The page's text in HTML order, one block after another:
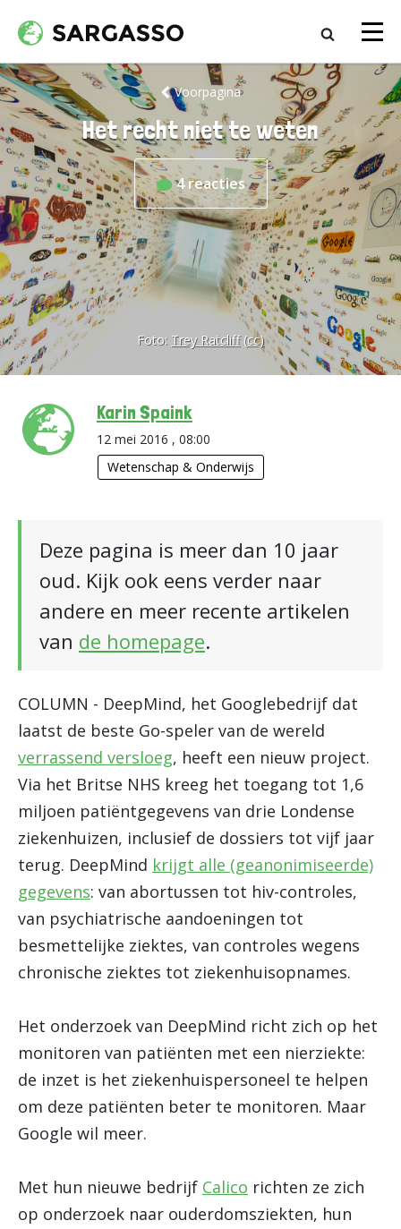
Voorpagina
Het recht niet te weten
4reacties
Foto: Trey Ratcliff (cc)
Karin Spaink
12 mei 2016 , 08:00
Wetenschap & Onderwijs
Deze pagina is meer dan 10 jaar
oud. Kijk ook eens verder naar
andere en meer recente artikelen
van de homepage.
COLUMN - DeepMind, het Googlebedrijf dat
laatst de beste Go-speler van de wereld
verrassend versloeg, heeft een nieuw project.
Via het Britse NHS kreeg het toegang tot 1,6
miljoen patiëntgegevens van drie Londense
ziekenhuizen, inclusief de dossiers tot vijf jaar
terug. DeepMind krijgt alle (geanonimiseerde)
gegevens: van abortussen tot hiv-controles,
van psychiatrische aandoeningen tot
besmettelijke ziektes, van controles wegens
chronische ziektes tot ziekenhuisopnames.
Het onderzoek van DeepMind richt zich op het
monitoren van patiënten met een nierziekte:
de inzet is het ziekenhuispersoneel te helpen
om deze patiënten beter te monitoren. Maar
Google wil meer.
Met hun nieuwe bedrijf Calico richten ze zich
op onderzoek naar ouderdomsziekten, hun